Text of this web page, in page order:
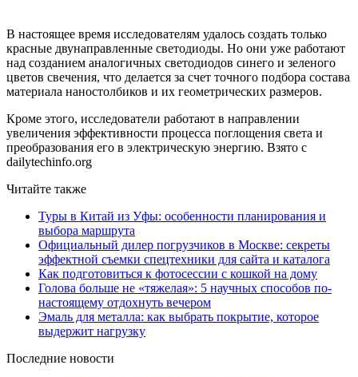
В настоящее время исследователям удалось создать только
красные двунаправленные светодиоды. Но они уже работают
над созданием аналогичных светодиодов синего и зеленого
цветов свечения, что делается за счет точного подбора состава
материала наностолбиков и их геометрических размеров.
Кроме этого, исследователи работают в направлении
увеличения эффективности процесса поглощения света и
преобразования его в электрическую энергию. Взято с
dailytechinfo.org
Читайте также
Туры в Китай из Уфы: особенности планирования и
выбора маршрута
Официальный дилер погрузчиков в Москве: секреты
эффектной съемки спецтехники для сайта и каталога
Как подготовиться к фотосессии с кошкой на дому
Голова больше не «тяжелая»: 5 научных способов по-
настоящему отдохнуть вечером
Эмаль для металла: как выбрать покрытие, которое
выдержит нагрузку
Последние новости